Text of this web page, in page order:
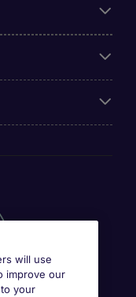
will use
improve our
your